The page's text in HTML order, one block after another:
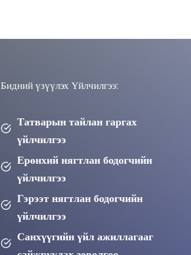
Бидний үзүүлэх Үйлчилгээ:
Татварын тайлан гаргах
үйлчилгээ
Ерөнхий нягтлан бодогчийн
үйлчилгээ
Гэрээт нягтлан бодогчийн
үйлчилгээ
Санхүүгийн үйл ажиллагааг